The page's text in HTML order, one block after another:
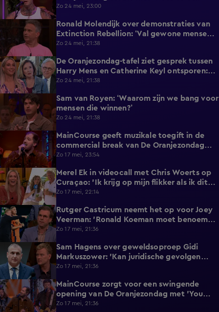
Zo 24 mei, 23:00
Ronald Molendijk over demonstraties van
Extinction Rebellion: ‘Val gewone mensen
er niet mee lastig!’
Zo 24 mei, 21:38
2:04
De Oranjezondag-tafel ziet gesprek tussen
Harry Mens en Catherine Keyl ontsporen:
‘Culttelevisie!’
Zo 24 mei, 21:38
0:57
Sam van Royen: ‘Waarom zijn we bang voor
mensen die winnen?’
Zo 24 mei, 21:38
MainCourse geeft muzikale toegift in de
commercial break van De Oranjezondag
met 'Juliet'
Zo 17 mei, 23:54
3:19
Merel Ek in videocall met Chris Woerts op
Curaçao: 'Ik krijg op mijn flikker als ik dit
laat zien!'
Zo 17 mei, 22:14
1:51
Rutger Castricum neemt het op voor Joey
Veerman: 'Ronald Koeman moet benoemen
wat het is!'
Zo 17 mei, 21:36
8:40
Sam Hagens over geweldsoproep Gidi
Markuszower: 'Kan juridische gevolgen
hebben'
Zo 17 mei, 21:36
1:48
MainCourse zorgt voor een swingende
opening van De Oranjezondag met 'You
Win Again'
Zo 17 mei, 21:36